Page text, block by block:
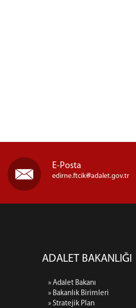
E-Posta
edirne.ftcik adalet.gov.tr
ADALET BAKANLIĞI
» Adalet Bakanı
» Bakanlık Birimleri
» Stratejik Plan